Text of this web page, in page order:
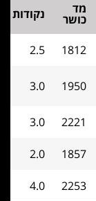
מד
כושר נקודות
1812
2.5
1950
3.0
2221
3.0
1857
2.0
2253
4.0